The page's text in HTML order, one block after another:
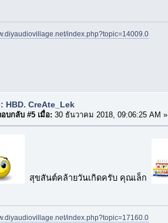
index.php?topic=14009.0
HBD. CreAte_Lek
อบกลับ #5 เมื่อ: 30 ธันวาคม 2018, 09:06:25 AM »
สุขสันต์คล้ายวันเกิดครับ คุณเล็ก
index.php?topic=17160.0